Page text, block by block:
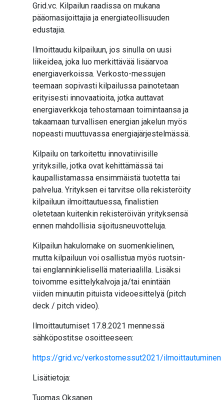
Grid.vc. Kilpailun raadissa on mukana
pääomasijoittajia ja energiateollisuuden
edustajia.
Ilmoittaudu kilpailuun, jos sinulla on uusi
liikeidea, joka luo merkittävää lisäarvoa
energiaverkoissa. Verkosto-messujen
teemaan sopivasti kilpailussa painotetaan
erityisesti innovaatioita, jotka auttavat
energiaverkkoja tehostamaan toimintaansa ja
takaamaan turvallisen energian jakelun myös
nopeasti muuttuvassa energiajärjestelmässä.
Kilpailu on tarkoitettu innovatiivisille
yrityksille, jotka ovat kehittämässä tai
kaupallistamassa ensimmäistä tuotetta tai
palvelua. Yrityksen ei tarvitse olla rekisteröity
kilpailuun ilmoittautuessa, finalistien
oletetaan kuitenkin rekisteröivän yrityksensä
ennen mahdollisia sijoitusneuvotteluja.
Kilpailun hakulomake on suomenkielinen,
mutta kilpailuun voi osallistua myös ruotsin-
tai englanninkielisellä materiaalilla. Lisäksi
toivomme esittelykalvoja ja/tai enintään
viiden minuutin pituista videoesittelyä (pitch
deck / pitch video).
Ilmoittautumiset 17.8.2021 mennessä
sähköpostitse osoitteeseen:
https://grid.vc/verkostomessut2021/ilmoittautuminen
Lisätietoja:
Tuomas Oksanen